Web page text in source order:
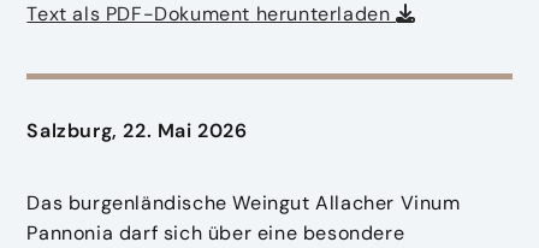
Text als PDF-Dokument herunterladen
Salzburg, 22. Mai 2026
Das burgenländische Weingut Allacher Vinum
Pannonia darf sich über eine besondere